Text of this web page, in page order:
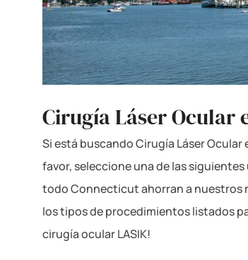
Cirugía Láser Ocular
Si está buscando Cirugía Láser
favor, seleccione una de las
todo Connecticut ahorran a nuestros
los tipos de procedimientos listados
cirugía ocular LASIK!